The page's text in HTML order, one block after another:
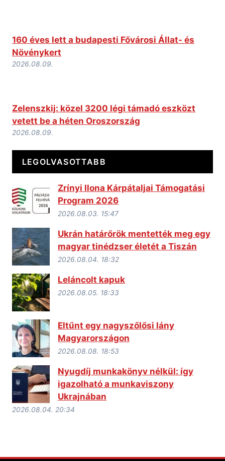
160 éves lett a budapesti Fővárosi Állat- és
Növénykert
2026.08.09.
Zelenszkij: közel 3200 légi támadó eszközt
vetett be a héten Oroszország
2026.08.09.
LEGOLVASOTTABB
Zrínyi Ilona Kárpátaljai Támogatási
Program 2026
2026.08.03. 15:47
Ukrán határőrök mentették meg egy
magyar tinédzser életét a Tiszán
2026.08.04. 18:32
Leláncolt kapuk
2026.08.05. 18:33
Eltűnt egy nagyszőlősi lány
Magyarországon
2026.08.08. 18:53
Nyugdíj munkakönyv nélkül: így
igazolható a munkaviszony
Ukrajnában
2026.08.04. 20:34